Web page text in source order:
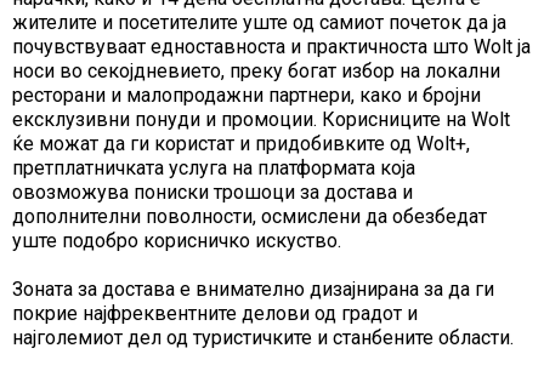
жителите и посетителите уште од самиот почеток да ја
почувствуваат едноставноста и практичноста што Wolt ја
носи во секојдневието, преку богат избор на локални
ресторани и малопродажни партнери, како и бројни
ексклузивни понуди и промоции. Корисниците на Wolt
ќе можат да ги користат и придобивките од Wolt+,
претплатничката услуга на платформата која
овозможува пониски трошоци за достава и
дополнителни поволности, осмислени да обезбедат
уште подобро корисничко искуство.
Зоната за достава е внимателно дизајнирана за да ги
покрие најфреквентните делови од градот и
најголемиот дел од туристичките и станбените области.